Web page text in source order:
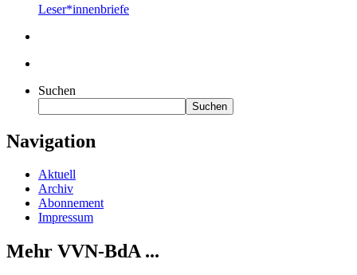
Leser*innenbriefe
Suchen
Suchen
Navigation
Aktuell
Archiv
Abonnement
Impressum
Mehr VVN-BdA ...